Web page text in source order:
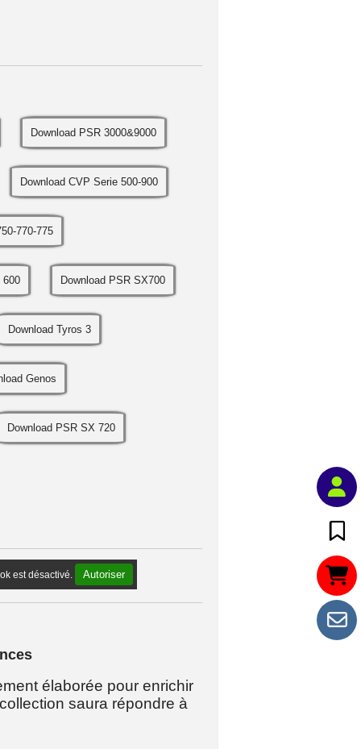
Download PSR 3000&9000
Download CVP Serie 500-900
770-775
600 Download PSR SX700
Download Tyros 3
Genos
Download PSR SX 720
est désactivé. Autoriser
élaborée pour enrichir
saura répondre à